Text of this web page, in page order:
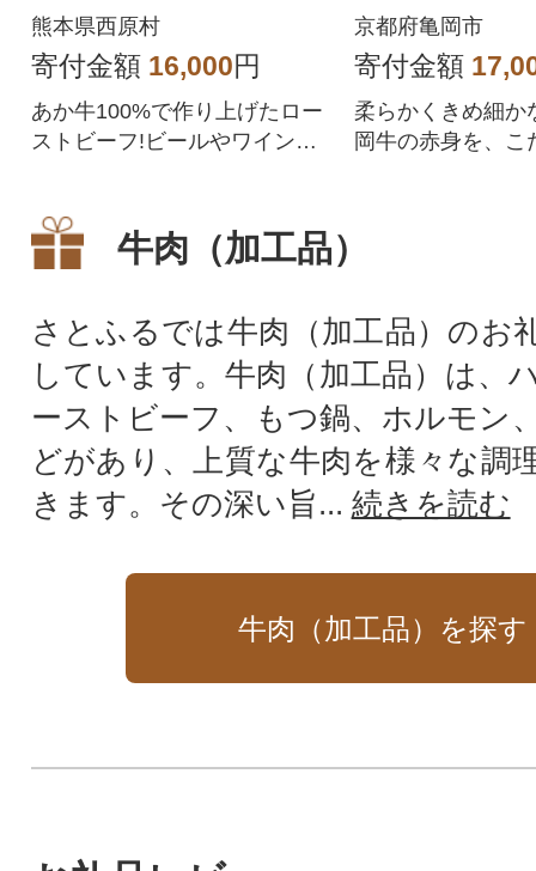
のたれ200ml付き)(西
原村)
熊本県西原村
寄付金額 16,000円
あか牛100%で作り上げたロー
ストビーフ!ビールやワインの
付 京都いづ
京都府亀岡市
寄付金額
柔らかくきめ細か
岡牛の赤身を、こ
牛肉（加工品）
さとふるでは牛肉（加工品）のお
しています。牛肉（加工品）は、
ーストビーフ、もつ鍋、ホルモン
どがあり、上質な牛肉を様々な調
きます。その深い旨... 続きを読む
牛肉（加工品）を探す